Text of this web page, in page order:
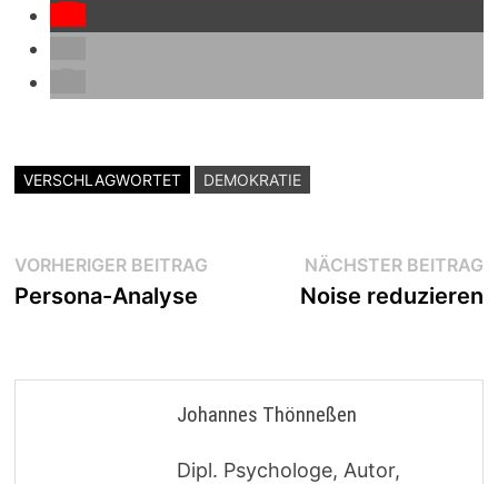
VERSCHLAGWORTET DEMOKRATIE
Beitragsnavigation
VORHERIGER BEITRAG Vorheriger
Persona-Analyse
NÄCHSTER BEITRAG
Noise reduzieren
Johannes Thönneßen
Dipl. Psychologe, Autor,